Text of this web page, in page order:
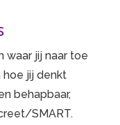
waar jij naar toe
hoe jij denkt
behapbaar,
SMART.